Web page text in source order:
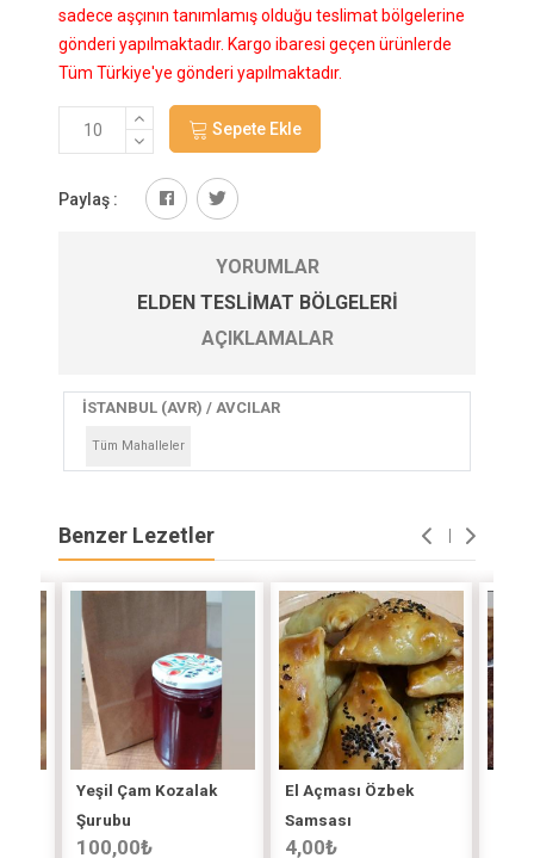
sadece aşçının tanımlamış olduğu teslimat bölgelerine
gönderi yapılmaktadır. Kargo ibaresi geçen ürünlerde
Tüm Türkiye'ye gönderi yapılmaktadır.
Sepete Ekle
Paylaş :
YORUMLAR
ELDEN TESLIMAT BÖLGELERI
AÇIKLAMALAR
İSTANBUL (AVR) / AVCILAR
Tüm Mahalleler
Benzer Lezetler
Yeşil Çam Kozalak
Şurubu
100,00₺
El Açması Özbek
Samsası
4,00₺